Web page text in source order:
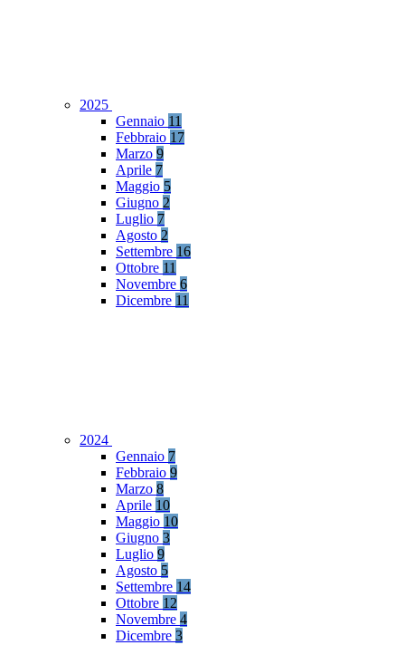
2025
Gennaio 11
Febbraio 17
Marzo 9
Aprile 7
Maggio 5
Giugno 2
Luglio 7
Agosto 2
Settembre 16
Ottobre 11
Novembre 6
Dicembre 11
2024
Gennaio 7
Febbraio 9
Marzo 8
Aprile 10
Maggio 10
Giugno 3
Luglio 9
Agosto 5
Settembre 14
Ottobre 12
Novembre 4
Dicembre 3